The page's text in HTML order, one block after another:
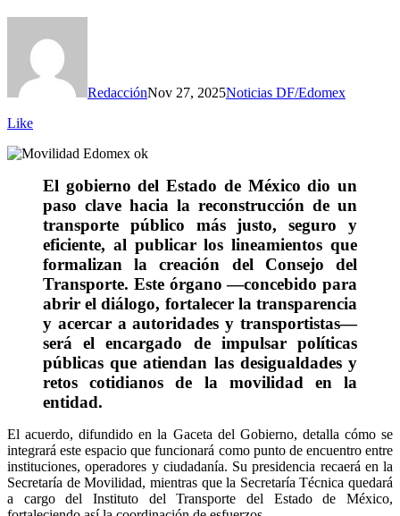
RedacciónNov 27, 2025Noticias DF/Edomex
Like
El gobierno del Estado de México dio un
paso clave hacia la reconstrucción de un
transporte público más justo, seguro y
eficiente, al publicar los lineamientos que
formalizan la creación del Consejo del
Transporte. Este órgano —concebido para
abrir el diálogo, fortalecer la transparencia
y acercar a autoridades y transportistas—
será el encargado de impulsar políticas
públicas que atiendan las desigualdades y
retos cotidianos de la movilidad en la
entidad.
El acuerdo, difundido en la Gaceta del Gobierno, detalla cómo se
integrará este espacio que funcionará como punto de encuentro entre
instituciones, operadores y ciudadanía. Su presidencia recaerá en la
Secretaría de Movilidad, mientras que la Secretaría Técnica quedará
a cargo del Instituto del Transporte del Estado de México,